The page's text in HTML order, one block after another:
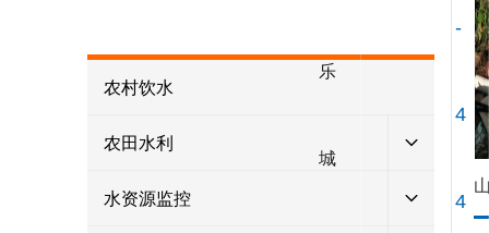
乐
城
-
4
4
农村饮水
农田水利
水资源监控